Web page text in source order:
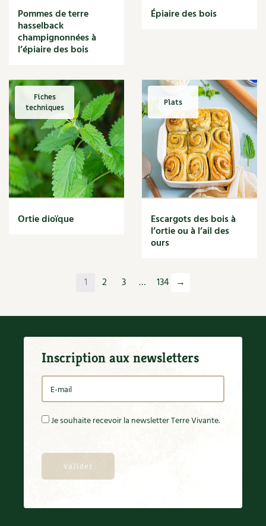
Nichoir
Noisette
Noix
Nourriture
Nuisibles
Numérique
Nutriments
Observation
Œuf
Oignon
Oiseaux
Olivier
Optimiser l'espace
Paille
Panais
Parasite
Partenariat
Participatif
Patate douce
Pelouse
Permaculture
Pommes de terre
hasselback
champignonnées à
l’épiaire des bois
Épiaire des bois
Fiches
techniques
Ortie dioïque
Plats
Escargots des bois à
l’ortie ou à l’ail des
ours
1 2 3 … 134 →
Inscription aux newsletters
Je souhaite recevoir la newsletter Terre Vivante.